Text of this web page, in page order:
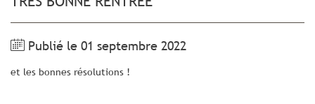
Publié le 01 septembre 2022
et les bonnes résolutions !